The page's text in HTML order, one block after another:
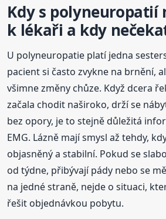
Kdy s polyneuropatií
k lékaři a kdy
U polyneuropatie platí jedna
pacient si často zvykne na brnění,
všimne změny chůze. Když dcera
začala chodit naširoko, drží se
bez opory, je to stejně důležitá
EMG. Lázně mají smysl až tehdy,
objasněný a stabilní. Pokud se
od týdne, přibývají pády nebo se
na jedné straně, nejde o situaci,
řešit objednávkou pobytu.